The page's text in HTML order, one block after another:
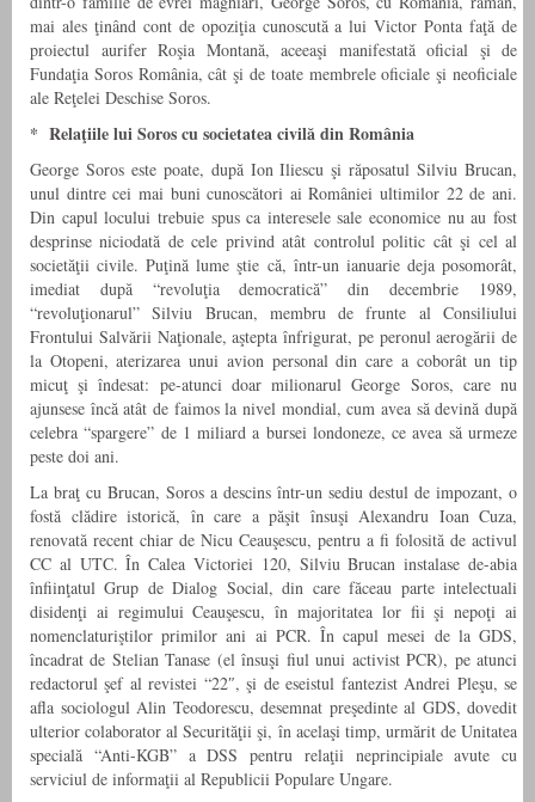
mai ales ţinând cont de opoziţia cunoscută a lui Victor Ponta faţă de
proiectul aurifer Roşia Montană, aceeaşi manifestată oficial şi de
Fundaţia Soros România, cât şi de toate membrele oficiale şi neoficiale
ale Reţelei Deschise Soros.
* Relaţiile lui Soros cu societatea civilă din România
George Soros este poate, după Ion Iliescu şi răposatul Silviu Brucan,
unul dintre cei mai buni cunoscători ai României ultimilor 22 de ani.
Din capul locului trebuie spus ca interesele sale economice nu au fost
desprinse niciodată de cele privind atât controlul politic cât şi cel al
societăţii civile. Puţină lume ştie că, într-un ianuarie deja posomorât,
imediat după “revoluţia democratică” din decembrie 1989,
“revoluţionarul” Silviu Brucan, membru de frunte al Consiliului
Frontului Salvării Naţionale, aştepta înfrigurat, pe peronul aerogării de
la Otopeni, aterizarea unui avion personal din care a coborât un tip
micuţ şi îndesat: pe-atunci doar milionarul George Soros, care nu
ajunsese încă atât de faimos la nivel mondial, cum avea să devină după
celebra “spargere” de 1 miliard a bursei londoneze, ce avea să urmeze
peste doi ani.
La braţ cu Brucan, Soros a descins într-un sediu destul de impozant, o
fostă clădire istorică, în care a păşit însuşi Alexandru Ioan Cuza,
renovată recent chiar de Nicu Ceauşescu, pentru a fi folosită de activul
CC al UTC. În Calea Victoriei 120, Silviu Brucan instalase de-abia
înfiinţatul Grup de Dialog Social, din care făceau parte intelectuali
disidenţi ai regimului Ceauşescu, în majoritatea lor fii şi nepoţi ai
nomenclaturiştilor primilor ani ai PCR. În capul mesei de la GDS,
încadrat de Stelian Tanase (el însuşi fiul unui activist PCR), pe atunci
redactorul şef al revistei “22″, şi de eseistul fantezist Andrei Pleşu, se
afla sociologul Alin Teodorescu, desemnat preşedinte al GDS, dovedit
ulterior colaborator al Securităţii şi, în acelaşi timp, urmărit de Unitatea
specială “Anti-KGB” a DSS pentru relaţii neprincipiale avute cu
serviciul de informaţii al Republicii Populare Ungare.